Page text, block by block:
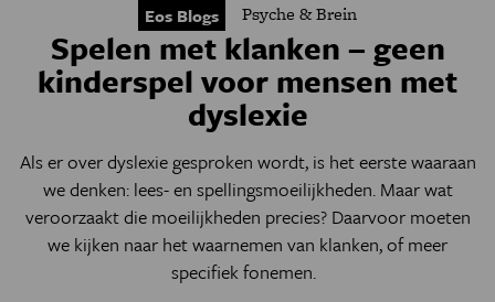
Eos Blogs Psyche & Brein
Spelen met klanken – geen
kinderspel voor mensen met
dyslexie
Als er over dyslexie gesproken wordt, is het eerste waaraan
we denken: lees- en spellingsmoeilijkheden. Maar wat
veroorzaakt die moeilijkheden precies? Daarvoor moeten
we kijken naar het waarnemen van klanken, of meer
specifiek fonemen.